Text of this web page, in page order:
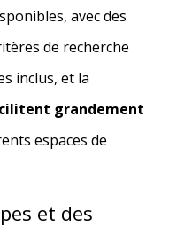
avec des
de recherche
inclus, et la
grandement
espaces de
et des